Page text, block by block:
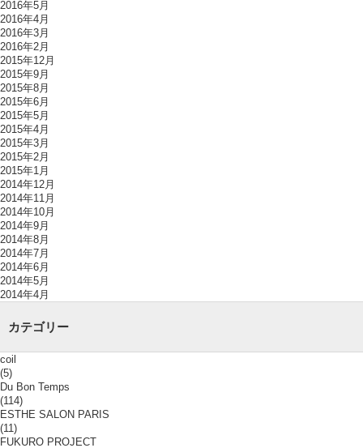
2016年5月
2016年4月
2016年3月
2016年2月
2015年12月
2015年9月
2015年8月
2015年6月
2015年5月
2015年4月
2015年3月
2015年2月
2015年1月
2014年12月
2014年11月
2014年10月
2014年9月
2014年8月
2014年7月
2014年6月
2014年5月
2014年4月
カテゴリー
coil
(5)
Du Bon Temps
(114)
ESTHE SALON PARIS
(11)
FUKURO PROJECT